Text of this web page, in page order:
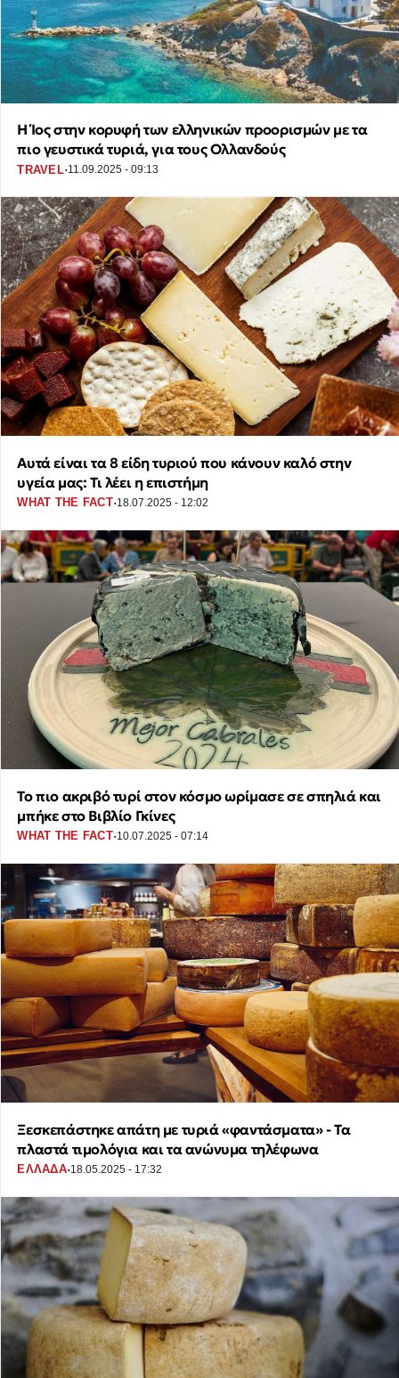
Η Ίος στην κορυφή των ελληνικών προορισμών με τα
πιο γευστικά τυριά, για τους Ολλανδούς
TRAVEL·11.09.2025 - 09:13
Αυτά είναι τα 8 είδη τυριού που κάνουν καλό στην
υγεία μας: Τι λέει η επιστήμη
WHAT THE FACT·18.07.2025 - 12:02
Το πιο ακριβό τυρί στον κόσμο ωρίμασε σε σπηλιά και
μπήκε στο Βιβλίο Γκίνες
WHAT THE FACT·10.07.2025 - 07:14
Ξεσκεπάστηκε απάτη με τυριά «φαντάσματα» - Τα
πλαστά τιμολόγια και τα ανώνυμα τηλέφωνα
ΕΛΛΑΔΑ·18.05.2025 - 17:32